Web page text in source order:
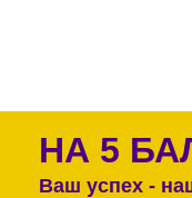
НА 5
Ваш успех -